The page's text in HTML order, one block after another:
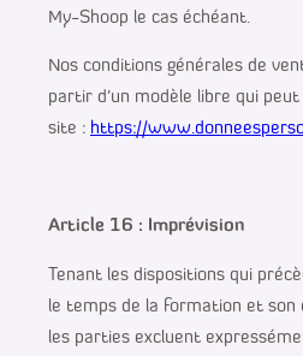
My-Shoop le cas échéant.
Nos conditions générales de
partir d’un modèle libre qui
site : https://
Article 16 : Imprévision
Tenant les dispositions qui
le temps de la formation et son
les parties excluent